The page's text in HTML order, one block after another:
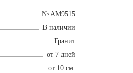
№ AM9515
В наличии
Гранит
от 7 дней
от 10 см.